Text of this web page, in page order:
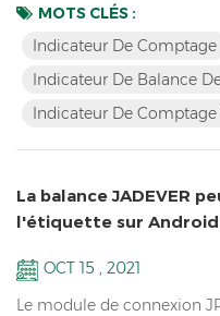
automatique du poids
Échantillonnage / Vérifier
Boîtier ABS résistant aux
MOTS CLÉS :
Indicateur De Comptage
Indicateur De Balance
Indicateur De
La balance JADEVER
l'étiquette sur Android
OCT 15 , 2021
Le module de connexion